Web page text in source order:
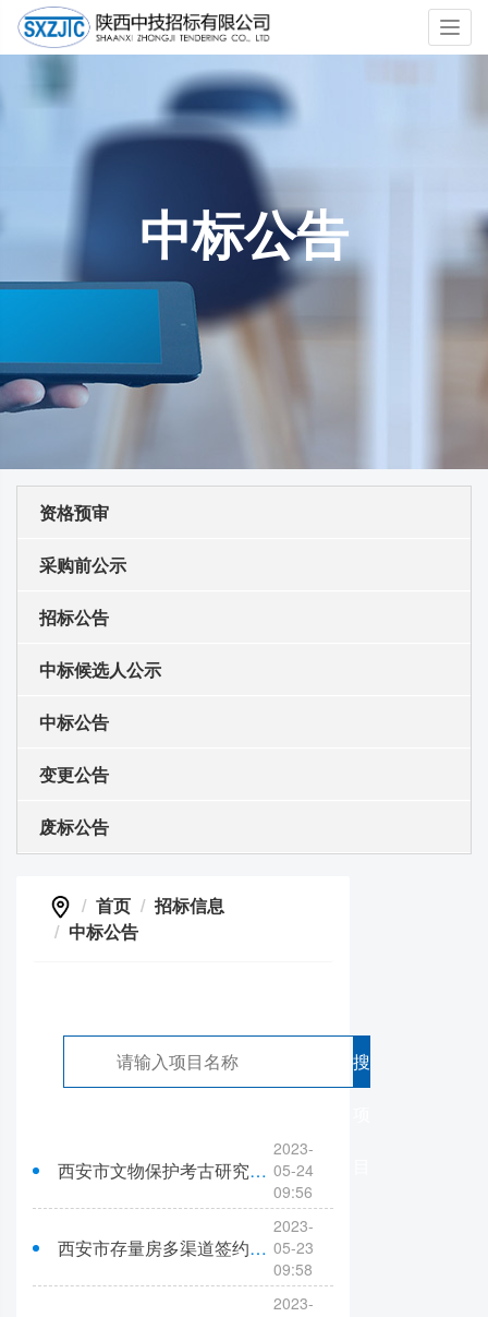
中标公告
资格预审
采购前公示
招标公告
中标候选人公示
中标公告
变更公告
废标公告
首页
招标信息
中标公告
搜
西安市文物保护考古研究院2023年考古勘探劳务外包中标（成交）结果公告
2023-
05-24
09:56
西安市存量房多渠道签约及保障房配后对接等系统功能提升项目中标（成交）结果公告
2023-
05-23
09:58
2023-